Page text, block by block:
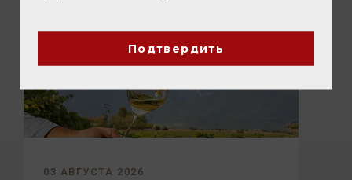
03 АВГУСТА 2026
Подтвердить